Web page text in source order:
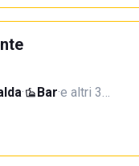
· Bar·e altri 3…